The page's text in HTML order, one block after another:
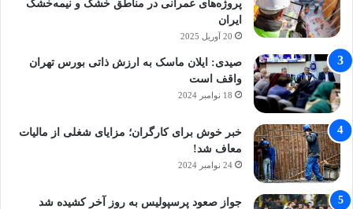
پروژه‌های عمرانی در مناطق خشک و نیمه‌خشک
ایران
20 آوریل 2025
صیدی: ایلان ماسک به ارزش ذاتی بورس تهران
واقف است
18 نوامبر 2024
خبر خوش برای کارگران؛ مزایای شغلی از مالیات
معاف شد!
24 نوامبر 2024
جواز صعود پرسپولیس به روز آخر کشیده شد